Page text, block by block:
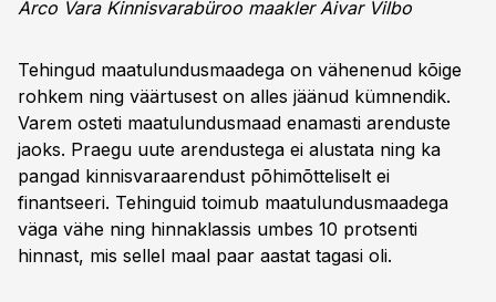
Arco Vara Kinnisvarabüroo maakler Aivar Vilbo
Tehingud maatulundusmaadega on vähenenud kõige
rohkem ning väärtusest on alles jäänud kümnendik.
Varem osteti maatulundusmaad enamasti arenduste
jaoks. Praegu uute arendustega ei alustata ning ka
pangad kinnisvaraarendust põhimõtteliselt ei
finantseeri. Tehinguid toimub maatulundusmaadega
väga vähe ning hinnaklassis umbes 10 protsenti
hinnast, mis sellel maal paar aastat tagasi oli.